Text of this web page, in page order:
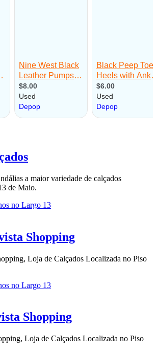
a maior variedade de calçados
de Maio.
no Largo 13
Shopping
Loja de Calçados Localizada no Piso
no Largo 13
Shopping
Loja de Calçados Localizada no Piso